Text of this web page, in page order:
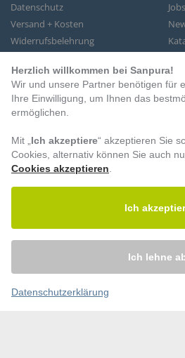
Datenschutz
Versand + Kosten
Widerrufsbelehrung
Vertrag widerrufen
HINWEIS NACH DEM
ELEKTROG UND
BATTERIEHINWEIS:
Batteriehinweise finden Sie
in denAGBundhier.
KONTAKT
E-Mail-Adresse
Herzlich willkommen bei Sanpura!
Wir und unsere Partner benötigen für
Ihre Einwilligung, um Ihnen das
ermöglichen.
Mit „ Ich akzeptiere“ akzeptieren Sie
Cookies, alternativ können Sie auch
Cookies akzeptieren
Ich
Ich lehne
Datenschutzerklärung